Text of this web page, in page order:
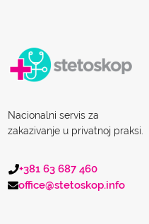
Nacionalni servis za
zakazivanje u privatnoj praksi.
+381 63 687 460
office@stetoskop.info